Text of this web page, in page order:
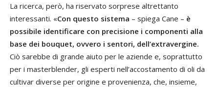
La ricerca, però, ha riservato sorprese altrettanto
interessanti. «Con questo sistema – spiega Cane – è
possibile identificare con precisione i componenti alla
base dei bouquet, ovvero i sentori, dell’extravergine.
Ciò sarebbe di grande aiuto per le aziende e, soprattutto
per i masterblender, gli esperti nell’accostamento di oli da
cultivar diverse per origine e provenienza, che, insieme,